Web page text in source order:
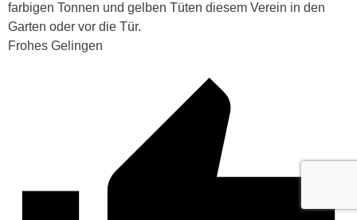
farbigen Tonnen und gelben Tüten diesem Verein in den
Garten oder vor die Tür.
Frohes Gelingen